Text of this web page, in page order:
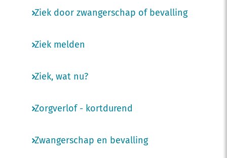
Ziek door zwangerschap of bevalling
Ziek melden
Ziek, wat nu?
Zorgverlof - kortdurend
Zwangerschap en bevalling